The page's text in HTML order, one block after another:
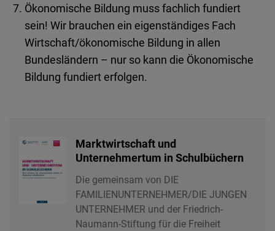
Ökonomische Bildung muss fachlich fundiert
sein! Wir brauchen ein eigenständiges Fach
Wirtschaft/ökonomische Bildung in allen
Bundesländern – nur so kann die Ökonomische
Bildung fundiert erfolgen.
Marktwirtschaft und
Unternehmertum in Schulbüchern
Die gemeinsam von DIE
FAMILIENUNTERNEHMER/DIE JUNGEN
UNTERNEHMER und der Friedrich-
Naumann-Stiftung für die Freiheit